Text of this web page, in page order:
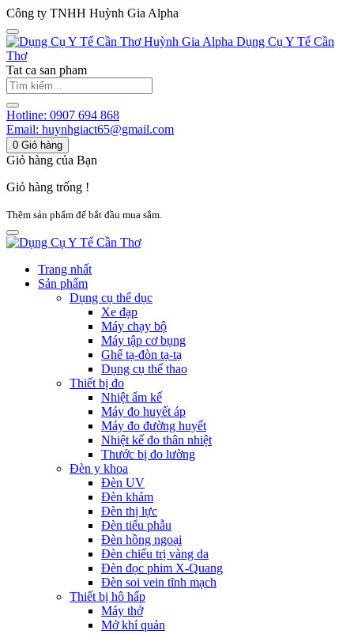
Công ty TNHH Huỳnh Gia Alpha
Huỳnh Gia Alpha Dụng Cụ Y Tế Cần
Thơ
Tat ca san pham
Hotline: 0907 694 868
Email: huynhgiact65@gmail.com
0 Giỏ hàng
Giỏ hàng của Bạn
Giỏ hàng trống !
Thêm sản phẩm để bắt đầu mua sắm.
Trang nhất
Sản phẩm
Dụng cụ thể dục
Xe đạp
Máy chạy bộ
Máy tập cơ bụng
Ghế tạ-đòn tạ-tạ
Dụng cụ thể thao
Thiết bị đo
Nhiệt ẩm kế
Máy đo huyết áp
Máy đo đường huyết
Nhiệt kế đo thân nhiệt
Thước bị đo lường
Đèn y khoa
Đèn UV
Đèn khám
Đèn thị lực
Đèn tiểu phẫu
Đèn hồng ngoại
Đèn chiếu trị vàng da
Đèn đọc phim X-Quang
Đèn soi vein tĩnh mạch
Thiết bị hô hấp
Máy thở
Mở khí quản